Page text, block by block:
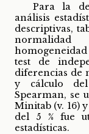
Para la
análisis
descriptivas,
test de
diferencias de
y cálculo
Spearman, se
Minitab (v. 16)
del 5 % fue
estadísticas.